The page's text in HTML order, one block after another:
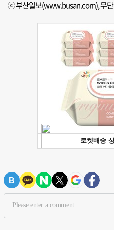
ⓒ 부산일보(www.busan.com), 무단